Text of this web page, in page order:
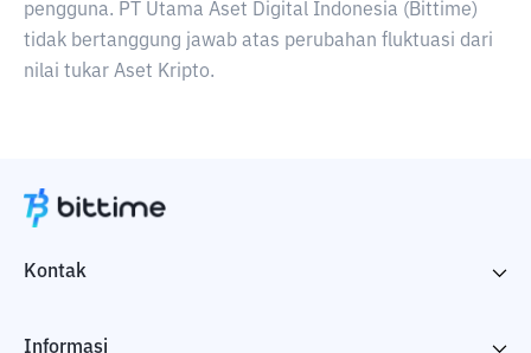
pengguna. PT Utama Aset Digital Indonesia (Bittime)
tidak bertanggung jawab atas perubahan fluktuasi dari
nilai tukar Aset Kripto.
Kontak
Informasi